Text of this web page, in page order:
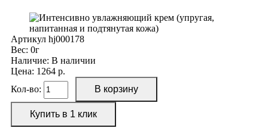
Артикул hj000178
Вес: 0г
Наличие: В наличии
Цена: 1264 р.
Кол-во: